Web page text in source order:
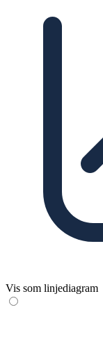
Vis som linjediagram